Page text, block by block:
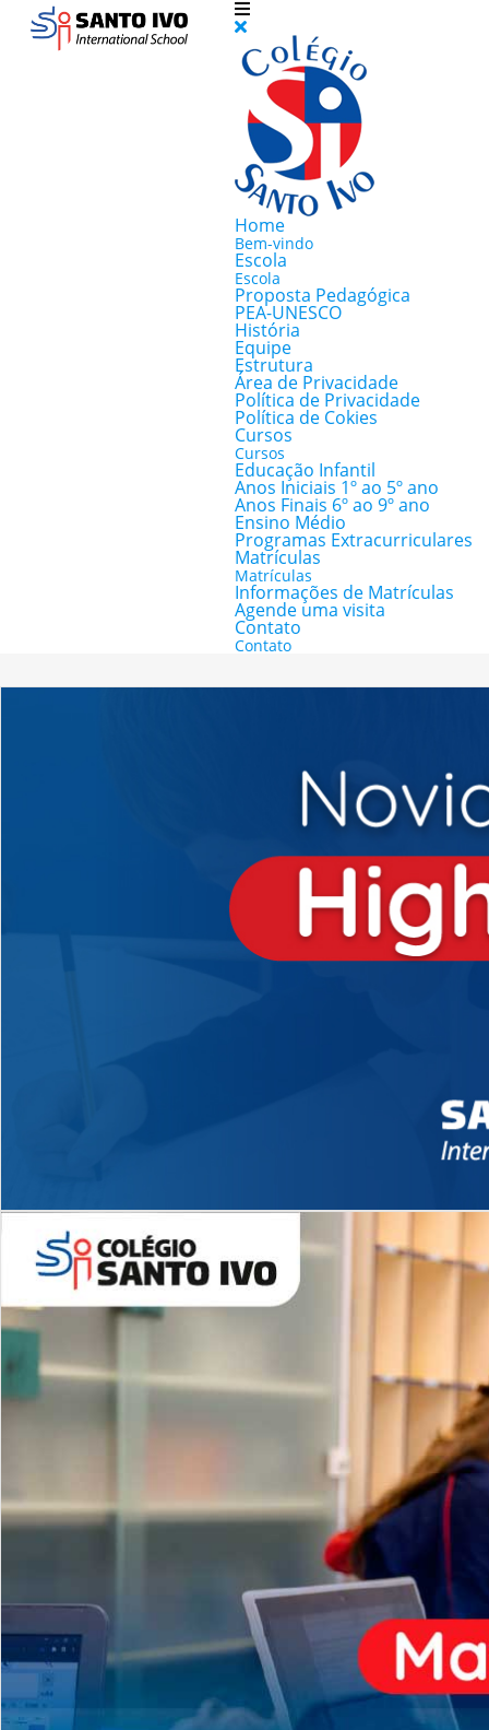
Home
Bem-vindo
Escola
Escola
Proposta Pedagógica
PEA-UNESCO
História
Equipe
Estrutura
Área de Privacidade
Política de Privacidade
Política de Cokies
Cursos
Cursos
Educação Infantil
Anos Iniciais 1º ao 5º ano
Anos Finais 6º ao 9º ano
Ensino Médio
Programas Extracurriculares
Matrículas
Matrículas
Informações de Matrículas
Agende uma visita
Contato
Contato
Novidades 2026 High School
EDUCAÇÃO INFANTIL
Inglês todos os dias
MÉDIO
igh School
Dupla Diplomação